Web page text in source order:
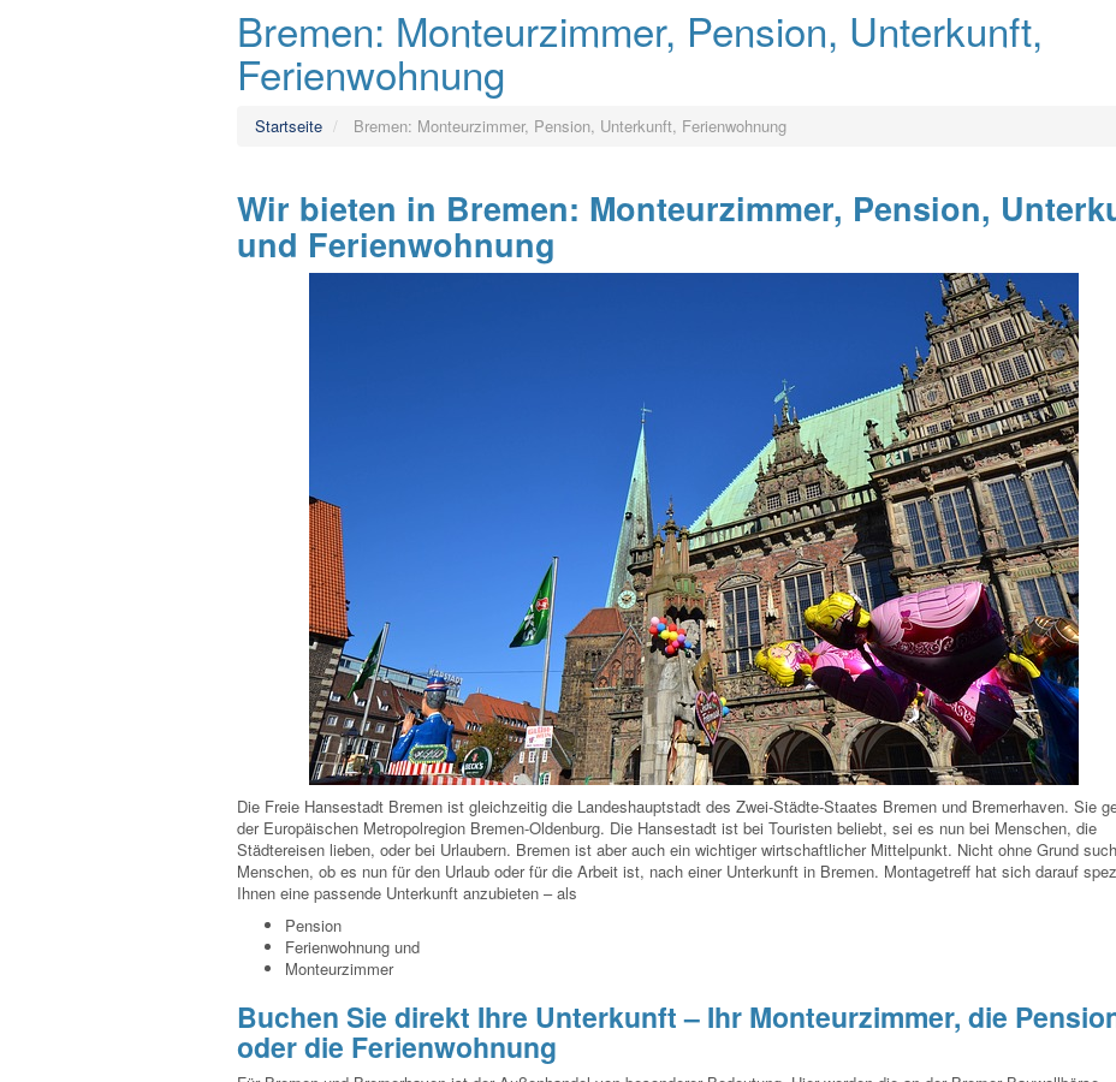
Bremen: Monteurzimmer, Pension, Unterkunft,
Ferienwohnung
Startseite Bremen: Monteurzimmer, Pension, Unterkunft, Ferienwohnung
Wir bieten in Bremen: Monteurzimmer, Pension,
und Ferienwohnung
Die Freie Hansestadt Bremen ist gleichzeitig die Landeshauptstadt des Zwei-Städte-Staates Bremen und Bremerhaven. Sie
der Europäischen Metropolregion Bremen-Oldenburg. Die Hansestadt ist bei Touristen beliebt, sei es nun bei Menschen, die
Städtereisen lieben, oder bei Urlaubern. Bremen ist aber auch ein wichtiger wirtschaftlicher Mittelpunkt. Nicht ohne Grund
Menschen, ob es nun für den Urlaub oder für die Arbeit ist, nach einer Unterkunft in Bremen. Montagetreff hat sich darauf
Ihnen eine passende Unterkunft anzubieten – als
Pension
Ferienwohnung und
Monteurzimmer
Buchen Sie direkt Ihre Unterkunft – Ihr Monteurzimmer, die
oder die Ferienwohnung